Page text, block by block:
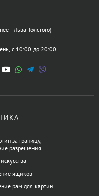
- Льва Толстого)
с 10:00 до 20:00
за границу,
разрешения
ящиков
рам для картин